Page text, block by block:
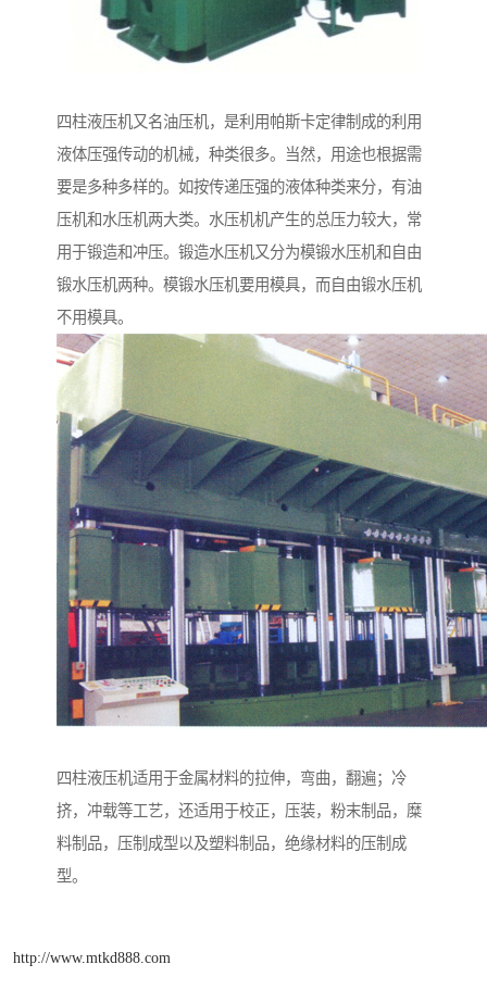
四柱液压机又名油压机，是利用帕斯卡定律制成的利用
液体压强传动的机械，种类很多。当然，用途也根据需
要是多种多样的。如按传递压强的液体种类来分，有油
压机和水压机两大类。水压机机产生的总压力较大，常
用于锻造和冲压。锻造水压机又分为模锻水压机和自由
锻水压机两种。模锻水压机要用模具，而自由锻水压机
不用模具。
四柱液压机适用于金属材料的拉伸，弯曲，翻遍；冷
挤，冲载等工艺，还适用于校正，压装，粉末制品，糜
料制品，压制成型以及塑料制品，绝缘材料的压制成
型。
http://www.mtkd888.com